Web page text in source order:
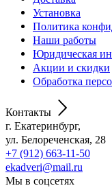
Установка
Политика
Наши работы
Юридическая
Акции и скидки
Обработка
Контакты
г. Екатеринбург,
ул. Белореченская, 28
+7 (912) 663-11-50
ekadveri@mail.ru
Мы в соцсетях